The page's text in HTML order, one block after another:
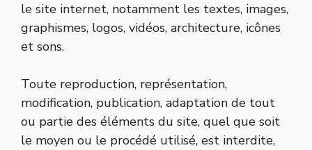
le site internet, notamment les textes, images,
graphismes, logos, vidéos, architecture, icônes
et sons.
Toute reproduction, représentation,
modification, publication, adaptation de tout
ou partie des éléments du site, quel que soit
le moyen ou le procédé utilisé, est interdite,